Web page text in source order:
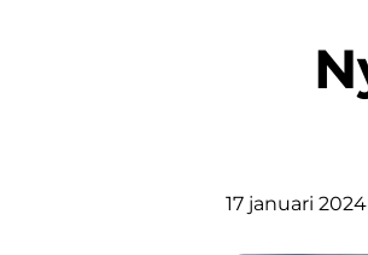
Nyttig mat – en grundlig
17 januari 2024